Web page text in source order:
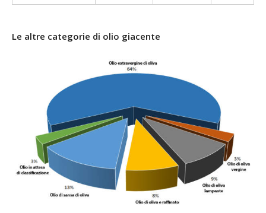
Le altre categorie di olio giacente